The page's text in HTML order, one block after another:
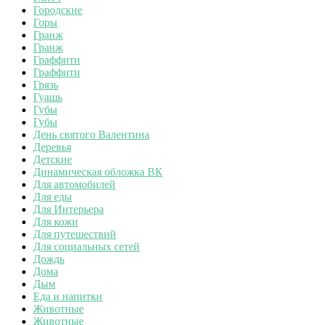
Городские
Горы
Гранж
Гранж
Граффити
Граффити
Грязь
Гуашь
Губы
Губы
День святого Валентина
Деревья
Детские
Динамическая обложка ВК
Для автомобилей
Для еды
Для Интерьера
Для кожи
Для путешествий
Для социальных сетей
Дождь
Дома
Дым
Еда и напитки
Животные
Животные